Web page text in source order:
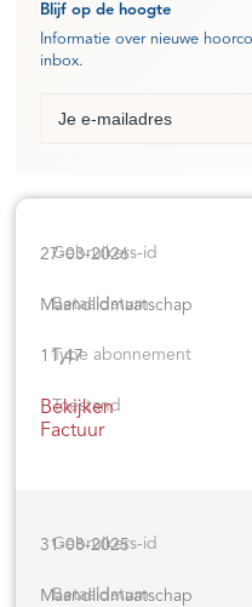
Blijf op de hoogte
Informatie over nieuwe
inbox.
27-03-2026
Maandlidmaatschap
11,47
Bekijken
Factuur
31-08-2025
Maandlidmaatschap